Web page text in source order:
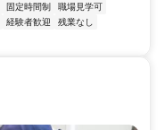
固定時間制
職場見学可
経験者歓迎
残業なし